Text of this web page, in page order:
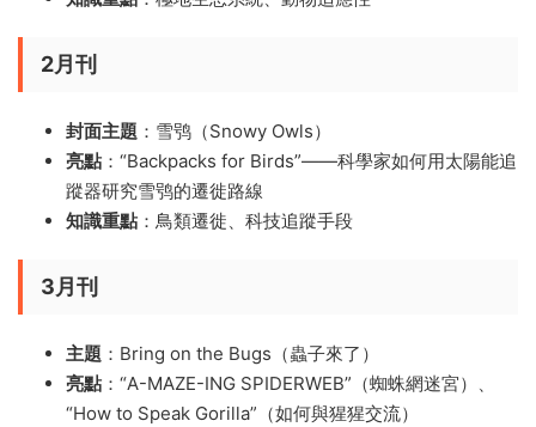
2月刊
封面主題 ：雪鸮（Snowy Owls）
亮點 ：“Backpacks for Birds”——科學家如何用太陽能追
蹤器研究雪鸮的遷徙路線
知識重點 ：鳥類遷徙、科技追蹤手段
3月刊
主題 ：Bring on the Bugs（蟲子來了）
亮點 ：“A-MAZE-ING SPIDERWEB”（蜘蛛網迷宮）、
“How to Speak Gorilla”（如何與猩猩交流）